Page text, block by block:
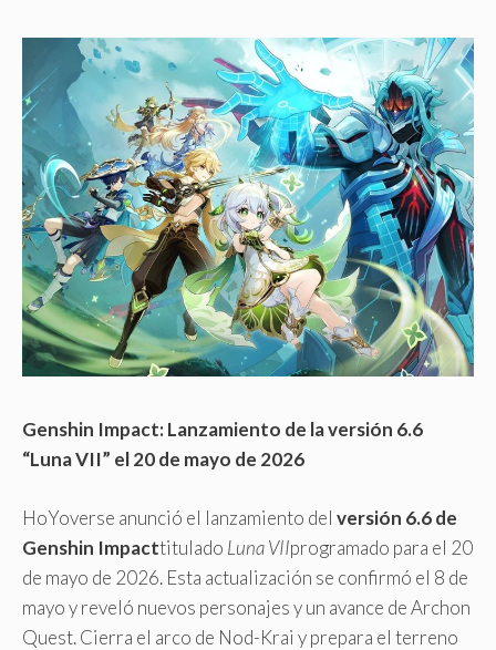
Genshin Impact: Lanzamiento de la versión 6.6
“Luna VII” el 20 de mayo de 2026
HoYoverse anunció el lanzamiento del versión 6.6 de
Genshin Impacttitulado Luna VIIprogramado para el 20
de mayo de 2026. Esta actualización se confirmó el 8 de
mayo y reveló nuevos personajes y un avance de Archon
Quest. Cierra el arco de Nod-Krai y prepara el terreno